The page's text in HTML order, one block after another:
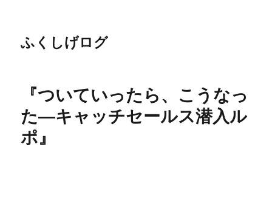
ふくしげログ
『ついていったら、こうなっ
た―キャッチセールス潜入ル
ポ』